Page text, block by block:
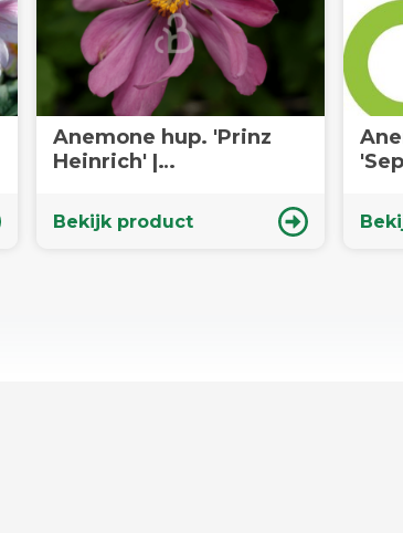
Anemone hup. 'Prinz
Heinrich' |
plant
Bekijk product